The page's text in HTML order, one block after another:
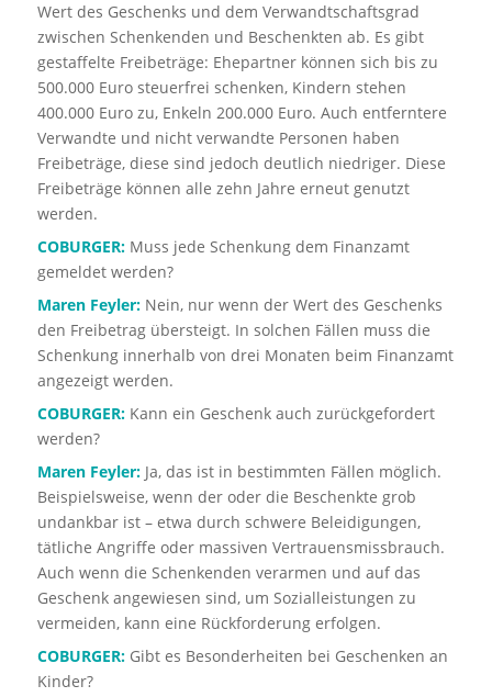
Wert des Geschenks und dem Verwandtschaftsgrad
zwischen Schenkenden und Beschenkten ab. Es gibt
gestaffelte Freibeträge: Ehepartner können sich bis zu
500.000 Euro steuerfrei schenken, Kindern stehen
400.000 Euro zu, Enkeln 200.000 Euro. Auch entferntere
Verwandte und nicht verwandte Personen haben
Freibeträge, diese sind jedoch deutlich niedriger. Diese
Freibeträge können alle zehn Jahre erneut genutzt
werden.
COBURGER:Muss jede Schenkung dem Finanzamt
gemeldet werden?
Maren Feyler:Nein, nur wenn der Wert des Geschenks
den Freibetrag übersteigt. In solchen Fällen muss die
Schenkung innerhalb von drei Monaten beim Finanzamt
angezeigt werden.
COBURGER: Kann ein Geschenk auch zurückgefordert
werden?
Maren Feyler:Ja, das ist in bestimmten Fällen möglich.
Beispielsweise, wenn der oder die Beschenkte grob
undankbar ist – etwa durch schwere Beleidigungen,
tätliche Angriffe oder massiven Vertrauensmissbrauch.
Auch wenn die Schenkenden verarmen und auf das
Geschenk angewiesen sind, um Sozialleistungen zu
vermeiden, kann eine Rückforderung erfolgen.
COBURGER: Gibt es Besonderheiten bei Geschenken an
Kinder?